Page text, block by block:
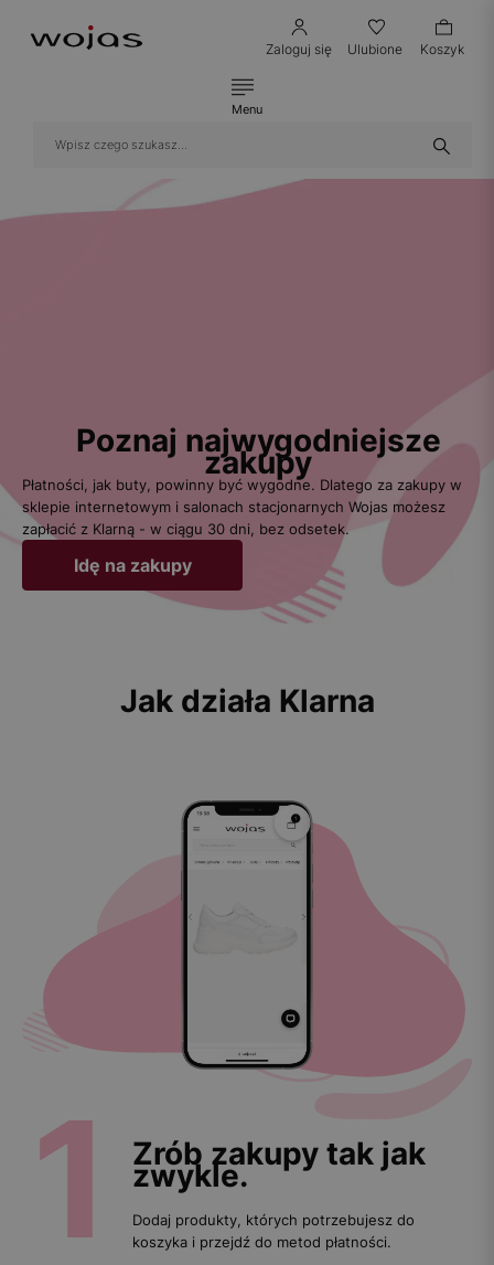
Zaloguj się Ulubione Koszyk
Menu
Poznaj najwygodniejsze
zakupy
Płatności, jak buty, powinny być wygodne. Dlatego za zakupy w
sklepie internetowym i salonach stacjonarnych Wojas możesz
zapłacić z Klarną - w ciągu 30 dni, bez odsetek.
Idę na zakupy
Jak działa Klarna
Zrób zakupy tak jak
zwykle.
Dodaj produkty, których potrzebujesz do
koszyka i przejdź do metod płatności.